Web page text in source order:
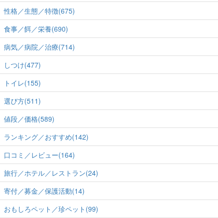
性格／生態／特徴(675)
食事／餌／栄養(690)
病気／病院／治療(714)
しつけ(477)
トイレ(155)
選び方(511)
値段／価格(589)
ランキング／おすすめ(142)
口コミ／レビュー(164)
旅行／ホテル／レストラン(24)
寄付／募金／保護活動(14)
おもしろペット／珍ペット(99)